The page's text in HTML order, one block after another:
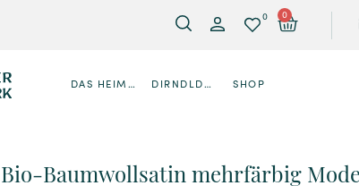
0 0
DAS HEIMATWERK DIRNDLDESIGNER SHOP
Bio-Baumwollsatin mehrfärbig